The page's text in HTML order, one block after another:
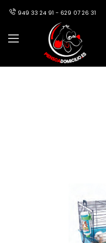
949 33 24 91 - 629 07 26 31